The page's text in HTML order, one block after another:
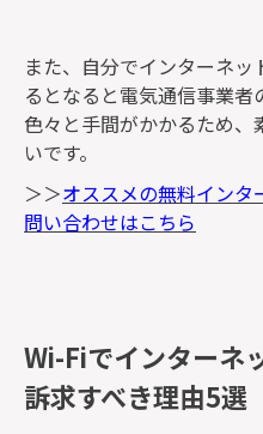
また、自分でインターネ
るとなると電気通信事業者
色々と手間がかかるため
いです。
＞＞オススメの無料インタ
問い合わせはこちら
Wi-Fiでインターネ
訴求すべき理由5選